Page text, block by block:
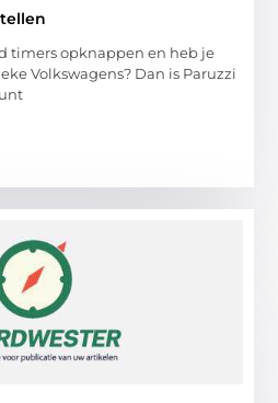
timers opknappen en heb je
Volkswagens? Dan is Paruzzi